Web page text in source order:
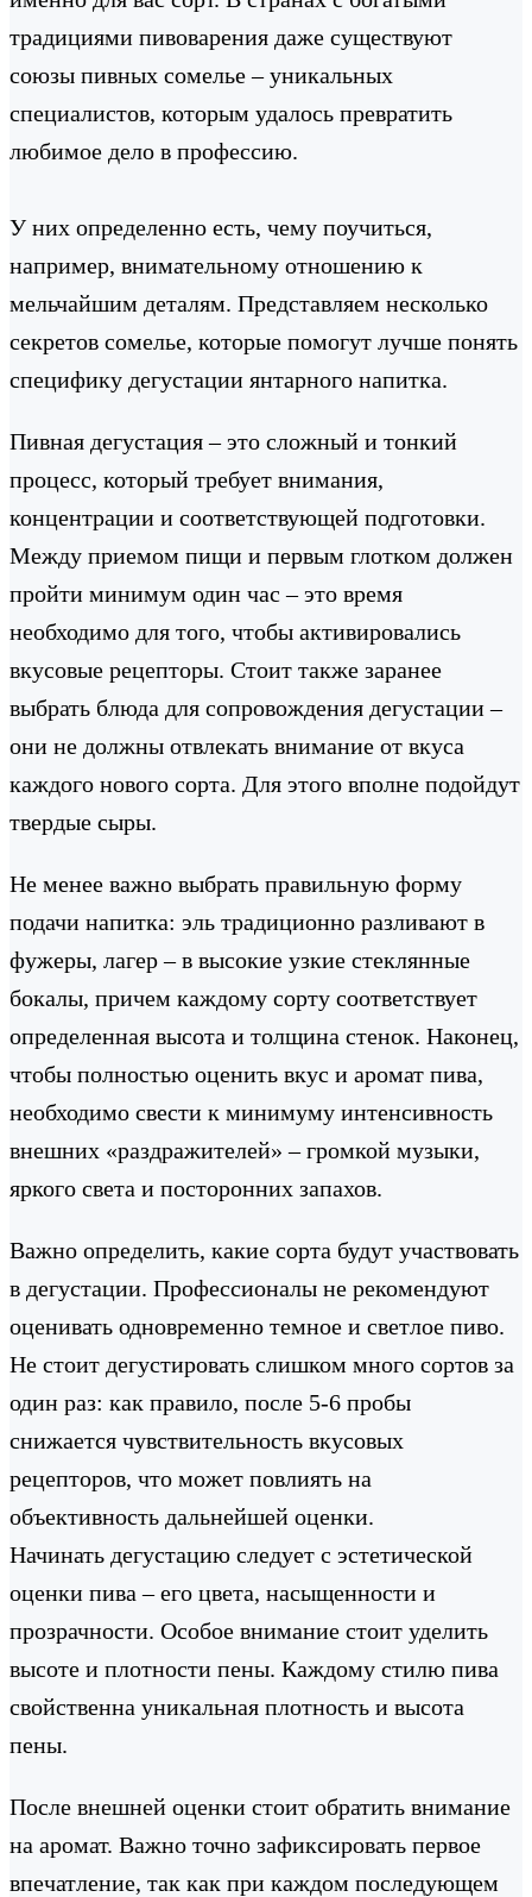
традициями пивоварения даже существуют
союзы пивных сомелье – уникальных
специалистов, которым удалось превратить
любимое дело в профессию.
У них определенно есть, чему поучиться,
например, внимательному отношению к
мельчайшим деталям. Представляем несколько
секретов сомелье, которые помогут лучше понять
специфику дегустации янтарного напитка.
Пивная дегустация – это сложный и тонкий
процесс, который требует внимания,
концентрации и соответствующей подготовки.
Между приемом пищи и первым глотком должен
пройти минимум один час – это время
необходимо для того, чтобы активировались
вкусовые рецепторы. Стоит также заранее
выбрать блюда для сопровождения дегустации –
они не должны отвлекать внимание от вкуса
каждого нового сорта. Для этого вполне подойдут
твердые сыры.
Не менее важно выбрать правильную форму
подачи напитка: эль традиционно разливают в
фужеры, лагер – в высокие узкие стеклянные
бокалы, причем каждому сорту соответствует
определенная высота и толщина стенок. Наконец,
чтобы полностью оценить вкус и аромат пива,
необходимо свести к минимуму интенсивность
внешних «раздражителей» – громкой музыки,
яркого света и посторонних запахов.
Важно определить, какие сорта будут участвовать
в дегустации. Профессионалы не рекомендуют
оценивать одновременно темное и светлое пиво.
Не стоит дегустировать слишком много сортов за
один раз: как правило, после 5-6 пробы
снижается чувствительность вкусовых
рецепторов, что может повлиять на
объективность дальнейшей оценки.
Начинать дегустацию следует с эстетической
оценки пива – его цвета, насыщенности и
прозрачности. Особое внимание стоит уделить
высоте и плотности пены. Каждому стилю пива
свойственна уникальная плотность и высота
пены.
После внешней оценки стоит обратить внимание
на аромат. Важно точно зафиксировать первое
впечатление, так как при каждом последующем